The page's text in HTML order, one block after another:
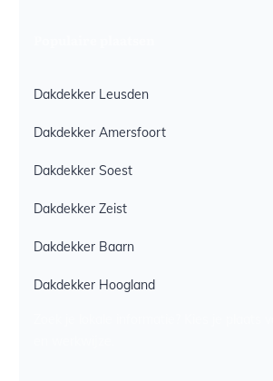
Dakdekker Leusden
Dakdekker Amersfoort
Dakdekker Soest
Dakdekker Zeist
Dakdekker Baarn
Dakdekker Hoogland